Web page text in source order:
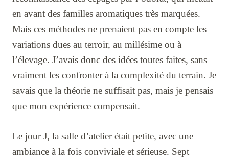
en avant des familles aromatiques très marquées.
Mais ces méthodes ne prenaient pas en compte les
variations dues au terroir, au millésime ou à
l’élevage. J’avais donc des idées toutes faites, sans
vraiment les confronter à la complexité du terrain. Je
savais que la théorie ne suffisait pas, mais je pensais
que mon expérience compensait.
Le jour J, la salle d’atelier était petite, avec une
ambiance à la fois conviviale et sérieuse. Sept